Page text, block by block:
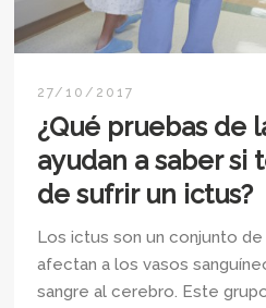
27/10/2017
¿Qué pruebas de
ayudan a saber si
de sufrir un ictus?
Los ictus son un conjunto
afectan a los vasos
sangre al cerebro. Este